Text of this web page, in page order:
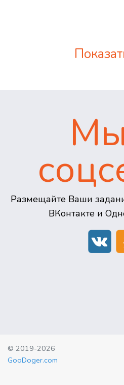
Размещайте Ваши
ВКонтакте и
© 2019-2026
GooDoger.com